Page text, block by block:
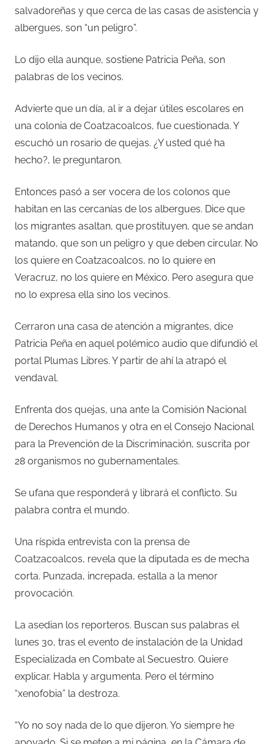
salvadoreñas y que cerca de las casas de asistencia y
albergues, son “un peligro”.
Lo dijo ella aunque, sostiene Patricia Peña, son
palabras de los vecinos.
Advierte que un día, al ir a dejar útiles escolares en
una colonia de Coatzacoalcos, fue cuestionada. Y
escuchó un rosario de quejas. ¿Y usted qué ha
hecho?, le preguntaron.
Entonces pasó a ser vocera de los colonos que
habitan en las cercanías de los albergues. Dice que
los migrantes asaltan, que prostituyen, que se andan
matando, que son un peligro y que deben circular. No
los quiere en Coatzacoalcos, no lo quiere en
Veracruz, no los quiere en México. Pero asegura que
no lo expresa ella sino los vecinos.
Cerraron una casa de atención a migrantes, dice
Patricia Peña en aquel polémico audio que difundió el
portal Plumas Libres. Y partir de ahí la atrapó el
vendaval.
Enfrenta dos quejas, una ante la Comisión Nacional
de Derechos Humanos y otra en el Consejo Nacional
para la Prevención de la Discriminación, suscrita por
28 organismos no gubernamentales.
Se ufana que responderá y librará el conflicto. Su
palabra contra el mundo.
Una ríspida entrevista con la prensa de
Coatzacoalcos, revela que la diputada es de mecha
corta. Punzada, increpada, estalla a la menor
provocación.
La asedian los reporteros. Buscan sus palabras el
lunes 30, tras el evento de instalación de la Unidad
Especializada en Combate al Secuestro. Quiere
explicar. Habla y argumenta. Pero el término
“xenofobia” la destroza.
“Yo no soy nada de lo que dijeron. Yo siempre he